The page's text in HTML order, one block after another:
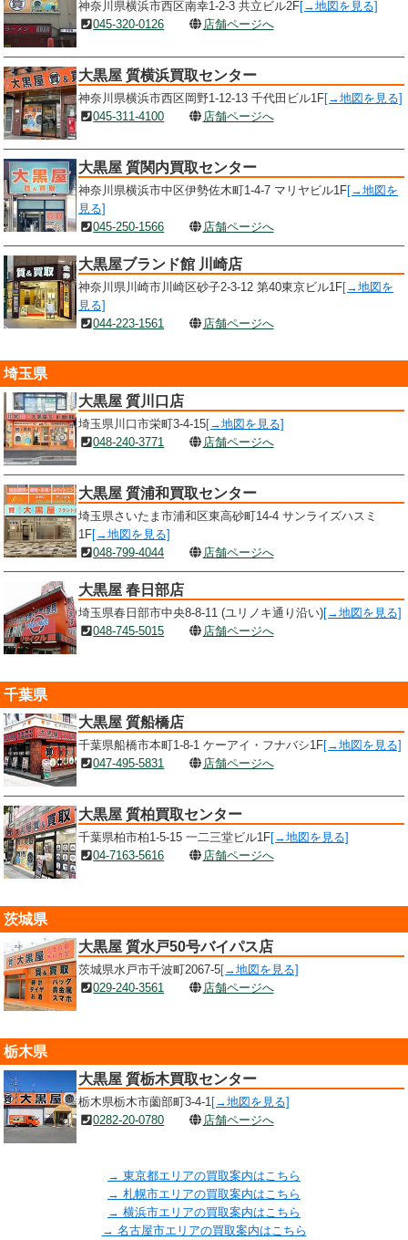
神奈川県横浜市西区南幸1-2-3 共立ビル2F[→地図を見る]
045-320-0126
店舗ページへ
大黒屋 質横浜買取センター
神奈川県横浜市西区岡野1-12-13 千代田ビル1F[→地図を見る]
045-311-4100
店舗ページへ
大黒屋 質関内買取センター
神奈川県横浜市中区伊勢佐木町1-4-7 マリヤビル1F[→地図を
見る]
045-250-1566
店舗ページへ
大黒屋ブランド館 川崎店
神奈川県川崎市川崎区砂子2-3-12 第40東京ビル1F[→地図を
見る]
044-223-1561
店舗ページへ
埼玉県
大黒屋 質川口店
埼玉県川口市栄町3-4-15[→地図を見る]
048-240-3771
店舗ページへ
大黒屋 質浦和買取センター
埼玉県さいたま市浦和区東高砂町14-4 サンライズハスミ
1F[→地図を見る]
048-799-4044
店舗ページへ
大黒屋 春日部店
埼玉県春日部市中央8-8-11 (ユリノキ通り沿い)[→地図を見る]
048-745-5015
店舗ページへ
千葉県
大黒屋 質船橋店
千葉県船橋市本町1-8-1 ケーアイ・フナバシ1F[→地図を見る]
047-495-5831
店舗ページへ
大黒屋 質柏買取センター
千葉県柏市柏1-5-15 一二三堂ビル1F[→地図を見る]
04-7163-5616
店舗ページへ
茨城県
大黒屋 質水戸50号バイパス店
茨城県水戸市千波町2067-5[→地図を見る]
029-240-3561
店舗ページへ
栃木県
大黒屋 質栃木買取センター
栃木県栃木市薗部町3-4-1[→地図を見る]
0282-20-0780
店舗ページへ
→ 東京都エリアの買取案内はこちら
→ 札幌市エリアの買取案内はこちら
→ 横浜市エリアの買取案内はこちら
→ 名古屋市エリアの買取案内はこちら